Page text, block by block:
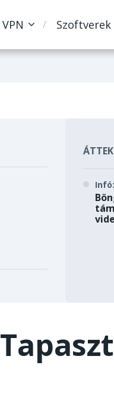
VPN Szoftverek
Infó: